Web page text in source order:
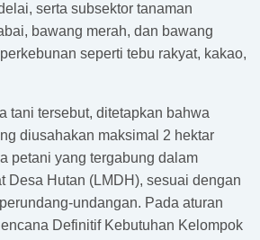
serta subsektor tanaman
bawang merah, dan bawang
seperti tebu rakyat, kakao,
tani tersebut, ditetapkan bahwa
diusahakan maksimal 2 hektar
petani yang tergabung dalam
Desa Hutan (LMDH), sesuai dengan
undangan. Pada aturan
Definitif Kebutuhan Kelompok